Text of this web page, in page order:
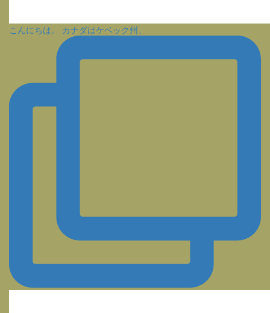
こんにちは。 カナダはケベック州、